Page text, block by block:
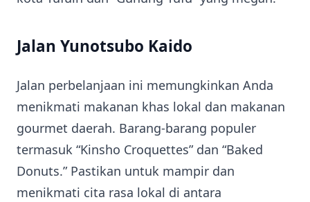
Jalan Yunotsubo Kaido
Jalan perbelanjaan ini memungkinkan Anda
menikmati makanan khas lokal dan makanan
gourmet daerah. Barang-barang populer
termasuk “Kinsho Croquettes” dan “Baked
Donuts.” Pastikan untuk mampir dan
menikmati cita rasa lokal di antara